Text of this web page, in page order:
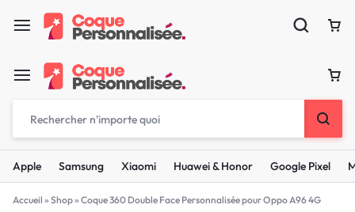
Apple Samsung Xiaomi Huawei & Honor Google Pixel
Accueil » Shop» Coque 360 Double Face Personnalisée pour Oppo A96 4G